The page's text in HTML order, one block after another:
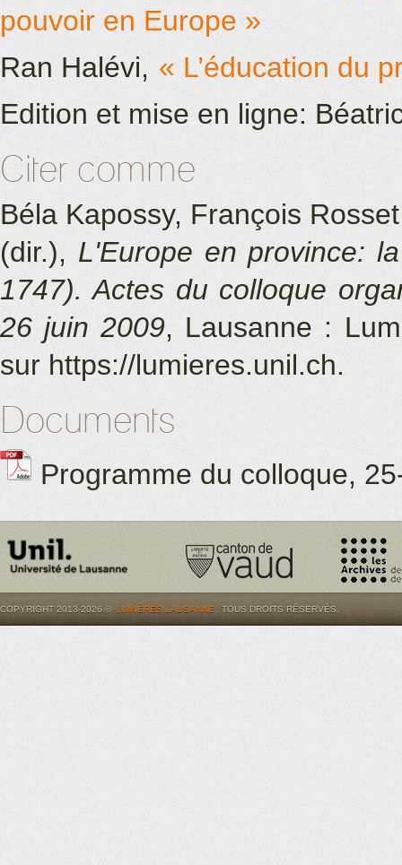
pouvoir en Europe »
Ran Halévi, « L’éducation du
Edition et mise en ligne:
Citer comme
Béla Kapossy, François
(dir.), L'Europe en province:
1747). Actes du colloque
26 juin 2009, Lausanne :
sur https://lumieres.unil.ch.
Documents
Programme du colloque,
COPYRIGHT 2013-2026 © LUMIÈRES.LAUSANNE . TOUS DROITS RÉSERVÉS.